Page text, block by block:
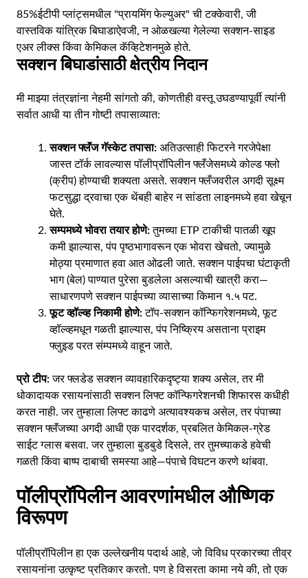
85%ईटीपी प्लांट्समधील "प्रायमिंग फेल्युअर" ची टक्केवारी, जी
वास्तविक यांत्रिक बिघाडाऐवजी, न ओळखल्या गेलेल्या सक्शन-साइड
एअर लीक्स किंवा केमिकल कॅव्हिटेशनमुळे होते.
सक्शन बिघाडांसाठी क्षेत्रीय निदान
मी माझ्या तंत्रज्ञांना नेहमी सांगतो की, कोणतीही वस्तू उघडण्यापूर्वी त्यांनी
सर्वात आधी या तीन गोष्टी तपासाव्यात:
सक्शन फ्लॅंज गॅस्केट तपासा: अतिउत्साही फिटरने गरजेपेक्षा
जास्त टॉर्क लावल्यास पॉलीप्रॉपिलीन फ्लँजेसमध्ये कोल्ड फ्लो
(क्रीप) होण्याची शक्यता असते. सक्शन फ्लँजवरील अगदी सूक्ष्म
फटसुद्धा द्रवाचा एक थेंबही बाहेर न सांडता लाइनमध्ये हवा खेचून
घेते.
सम्पमध्ये भोवरा तयार होणे:तुमच्या ETP टाकीची पातळी खूप
कमी झाल्यास, पंप पृष्ठभागावरून एक भोवरा खेचतो, ज्यामुळे
मोठ्या प्रमाणात हवा आत ओढली जाते. सक्शन पाईपचा घंटाकृती
भाग (बेल) पाण्यात पुरेसा बुडलेला असल्याची खात्री करा—
साधारणपणे सक्शन पाईपच्या व्यासाच्या किमान १.५ पट.
फूट व्हॉल्व्ह निकामी होणे:टॉप-सक्शन कॉन्फिगरेशनमध्ये, फूट
व्हॉल्व्हमधून गळती झाल्यास, पंप निष्क्रिय असताना प्राइम
फ्लुइड परत संम्पमध्ये वाहून जाते.
प्रो टीप:जर फ्लडेड सक्शन व्यावहारिकदृष्ट्या शक्य असेल, तर मी
धोकादायक रसायनांसाठी सक्शन लिफ्ट कॉन्फिगरेशनची शिफारस कधीही
करत नाही. जर तुम्हाला लिफ्ट काढणे अत्यावश्यकच असेल, तर पंपाच्या
सक्शन फ्लॅंजच्या अगदी आधी एक पारदर्शक, प्रबलित केमिकल-ग्रेड
साईट ग्लास बसवा. जर तुम्हाला बुडबुडे दिसले, तर तुमच्याकडे हवेची
गळती किंवा बाष्प दाबाची समस्या आहे—पंपाचे विघटन करणे थांबवा.
पॉलीप्रॉपिलीन आवरणांमधील औष्णिक
विरूपण
पॉलीप्रॉपिलीन हा एक उल्लेखनीय पदार्थ आहे, जो विविध प्रकारच्या तीव्र
रसायनांना उत्कृष्ट प्रतिकार करतो. पण हे विसरता कामा नये की, तो एक